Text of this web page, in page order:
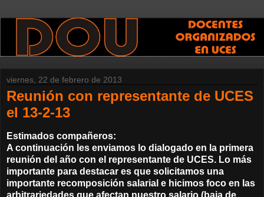
viernes, 22 de febrero de 2013
Reunión con representante de UCES
el 13-2-13
Estimados compañeros:
A continuación les enviamos lo dialogado en la primera
reunión del año con el representante de UCES. Lo más
importante para destacar es que solicitamos una
importante recomposición salarial e hicimos foco en las
arbitrariedades que afectan nuestro salario (baja de